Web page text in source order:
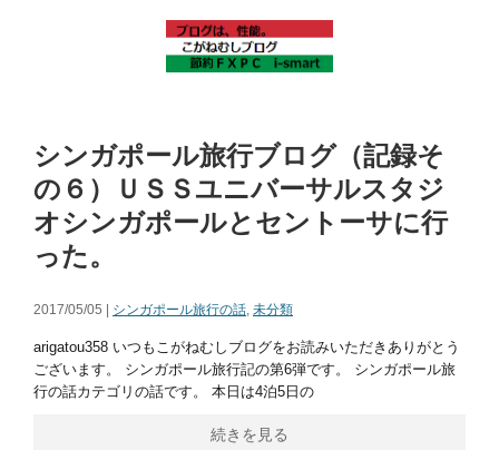
シンガポール旅行ブログ（記録そ
の６）ＵＳＳユニバーサルスタジ
オシンガポールとセントーサに行
った。
2017/05/05 | シンガポール旅行の話, 未分類
arigatou358 いつもこがねむしブログをお読みいただきありがとう
ございます。 シンガポール旅行記の第6弾です。 シンガポール旅
行の話カテゴリの話です。 本日は4泊5日の
続きを見る